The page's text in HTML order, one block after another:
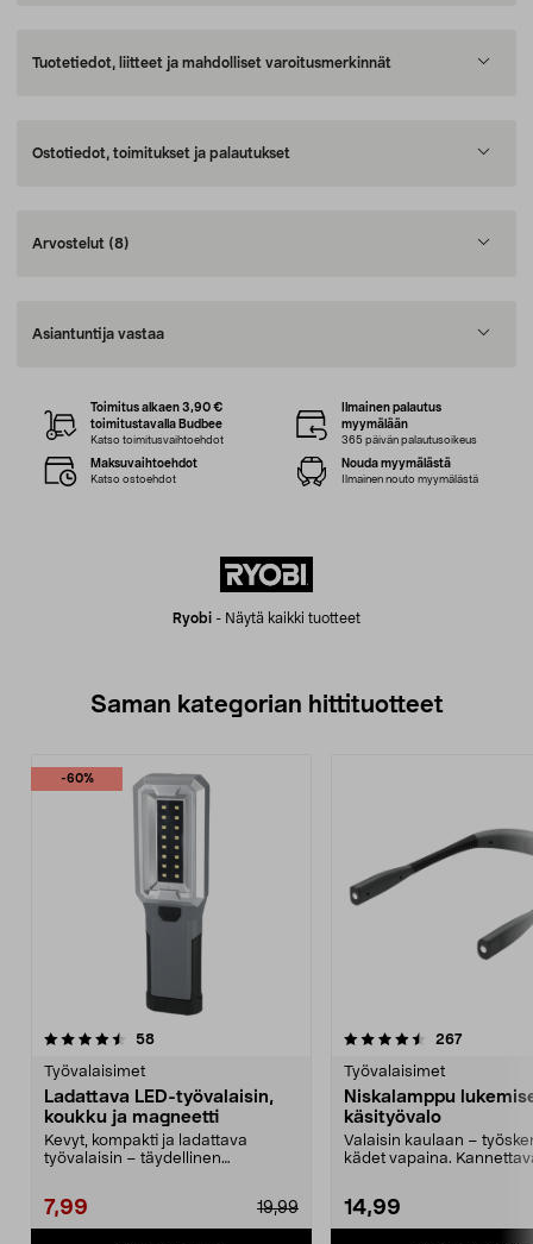
Tuotetiedot, liitteet ja mahdolliset varoitusmerkinnät
Ostotiedot, toimitukset ja palautukset
Arvostelut (8)
Asiantuntija vastaa
Ryobi - Näytä kaikki tuotteet
Toimitus alkaen 3,90 €
toimitustavalla Budbee
Katso toimitusvaihtoehdot
Ilmainen palautus
myymälään
365 päivän palautusoikeus
Maksuvaihtoehdot
Katso ostoehdot
Nouda myymälästä
Ilmainen nouto myymälästä
Saman kategorian hittituotteet
-60%
58arvostelut
Työvalaisimet
Ladattava LED-työvalaisin,
koukku ja magneetti
Kevyt, kompakti ja ladattava
työvalaisin – täydellinen
7,99 19,99
4.5 viidestä
267arvostelut
Työvalaisimet
Niskalamppu
käsityövalo
Valaisin kaulaan –
kädet vapaina.
14,99
5.0 viidestä